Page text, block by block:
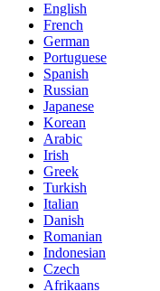
English
French
German
Portuguese
Spanish
Russian
Japanese
Korean
Arabic
Irish
Greek
Turkish
Italian
Danish
Romanian
Indonesian
Czech
Afrikaans